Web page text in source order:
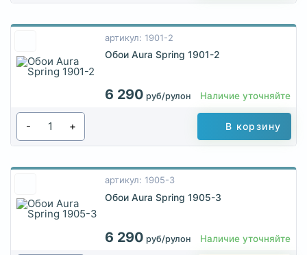
артикул: 1901-2
Обои Aura Spring 1901-2
6 290 руб/рулон Наличие уточняйте
- + В корзину
артикул: 1905-3
Обои Aura Spring 1905-3
6 290 руб/рулон Наличие уточняйте